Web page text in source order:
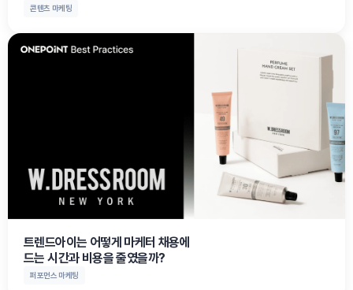
콘텐츠 마케팅
트렌드아이는 어떻게 마케터 채용에
드는 시간과 비용을 줄였을까?
퍼포먼스 마케팅